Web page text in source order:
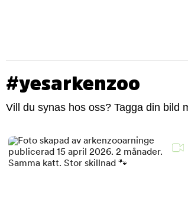
#yesarkenzoo
Vill du synas hos oss? Tagga din bild